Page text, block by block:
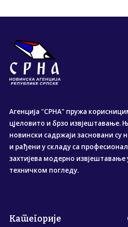
Агенција "СРНА" пружа
цјеловито и брзо извјештавање.
новински садржаји засновани су
и рађени у складу са
захтијева модерно
техничком погледу.
Категорије